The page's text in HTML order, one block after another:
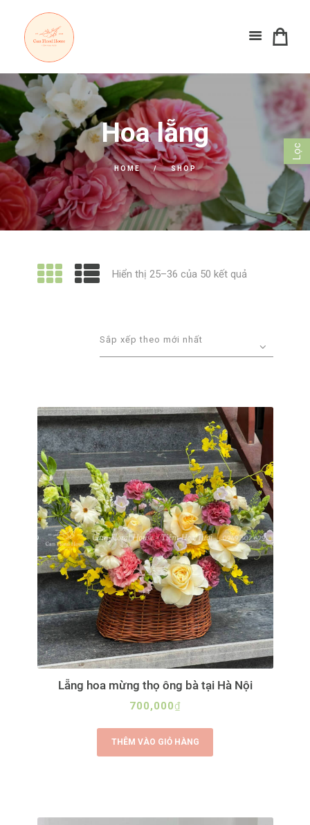
Hoa lẵng
HOME SHOP
Hiển thị 25–36 của 50 kết quảĐã
mới
Lẵng hoa mừng thọ ông bà tại Hà Nội
700,000₫
THÊM VÀO GIỎ HÀNG
Lọc